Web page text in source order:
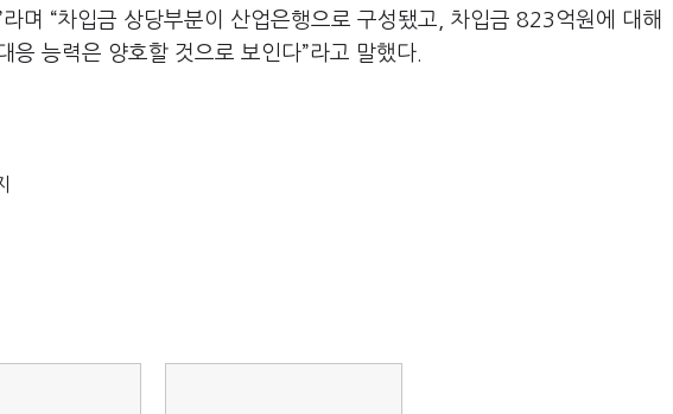
며 “차입금 상당부분이 산업은행으로 구성됐고, 차입금 823억원에 대해
능력은 양호할 것으로 보인다”라고 말했다.